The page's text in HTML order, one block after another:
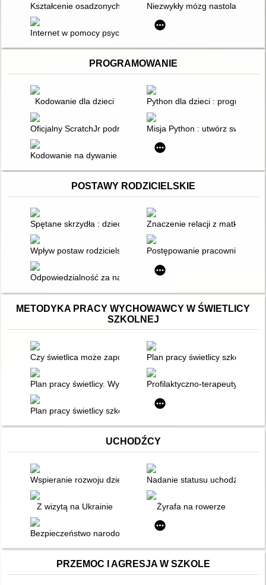
Kształcenie osadzonych w zakładach zamkniętych w
Niezwykły mózg nastolatka
Internet w pomocy psychologicznej i promocji zdrowia
PROGRAMOWANIE
Kodowanie dla dzieci Python dla dzieci :
Oficjalny ScratchJr podręcznik : pomóż swojemu dziecku w
Misja Python : utwórz swoją
Kodowanie na dywanie w przedszkolu, w szkole i w domu
POSTAWY RODZICIELSKIE
Spętane skrzydła : dziecko jako ofiara rozgrywek
Znaczenie relacji z matką w
Wpływ postaw rodzicielskich na rozwój osobowości dziecka
Postępowanie pracownika
Odpowiedzialność za najmłodszych - nie tylko w dobie
METODYKA PRACY WYCHOWAWCY W ŚWIETLICY
SZKOLNEJ
Czy świetlica może zapobiegać niepowodzeniom szkolnym?
Plan pracy świetlicy szkolnej w
Plan pracy świetlicy. Wychowanie do wartości i kształtowanie
Profilaktyczno-terapeutyczna
Plan pracy świetlicy szkolnej : semestr II, cz. 3
UCHODŹCY
Wspieranie rozwoju dziecka na UkrainieNadanie statusu uchodźcy
Z wizytą na Ukrainie Żyrafa na rowerze
Bezpieczeństwo narodowe Polski w kontekście kryzysu
PRZEMOC I AGRESJA W SZKOLE